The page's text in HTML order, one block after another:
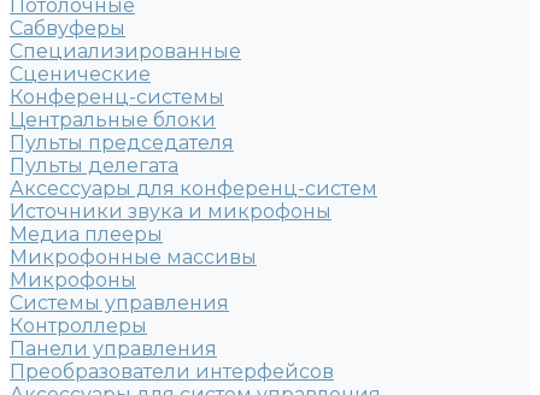
Потолочные
Сабвуферы
Специализированные
Сценические
Конференц-системы
Центральные блоки
Пульты председателя
Пульты делегата
Аксессуары для конференц-систем
Источники звука и микрофоны
Медиа плееры
Микрофонные массивы
Микрофоны
Системы управления
Контроллеры
Панели управления
Преобразователи интерфейсов